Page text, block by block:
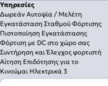
Υπηρεσίες
Δωρεάν Αυτοψία / Μελέτη
Εγκατάσταση Σταθμού Φόρτισης
Πιστοποίηση Εγκατάστασης
Φόρτιση με DC στο χώρο σας
Συντήρηση και Έλεγχος φορτιστή
Αίτηση Επιδότησης για το
Κινούμαι Ηλεκτρικά 3